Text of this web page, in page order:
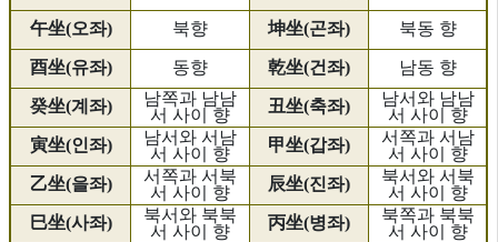
午坐(오좌) 북향 坤坐(곤좌) 북동 향
酉坐(유좌) 동향 乾坐(건좌) 남동 향
癸坐(계좌)
남쪽과 남남
서 사이 향
丑坐(축좌)
남서와 남남
서 사이 향
寅坐(인좌)
남서와 서남
서 사이 향
甲坐(갑좌)
서쪽과 서남
서 사이 향
乙坐(을좌)
서쪽과 서북
서 사이 향
辰坐(진좌)
북서와 서북
서 사이 향
巳坐(사좌)
북서와 북북
서 사이 향
丙坐(병좌)
북쪽과 북북
서 사이 향